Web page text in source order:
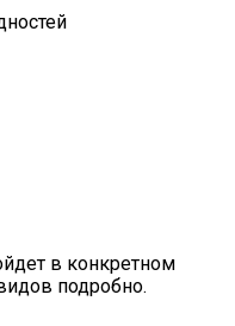
в конкретном
подробно.